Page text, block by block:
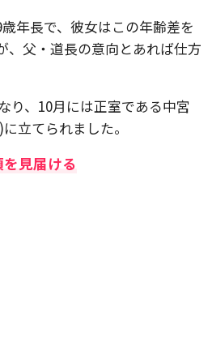
年長で、彼女はこの年齢差を
、父・道長の意向とあれば仕方
り、10月には正室である中宮
立てられました。
見届ける